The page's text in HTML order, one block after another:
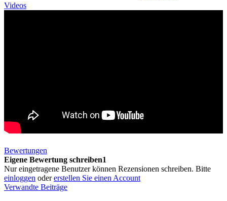
Videos
Bewertungen
Eigene Bewertung schreiben1
Nur eingetragene Benutzer können Rezensionen schreiben. Bitte
einloggen odererstellen Sie einen Account
Verwandte Beiträge